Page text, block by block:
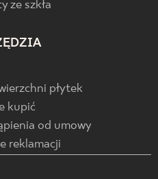
ze szkła
płytek
kupić
od umowy
reklamacji